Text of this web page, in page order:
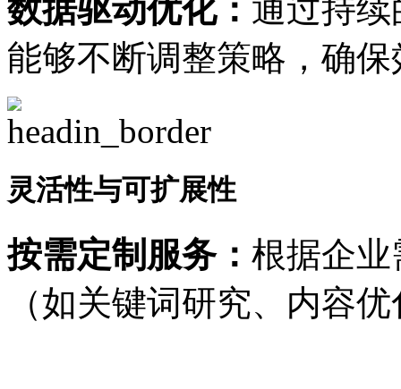
数据驱动优化： 通过持
能够不断调整策略，确
灵活性与可扩展性
按需定制服务： 根据企业
（如关键词研究、内容